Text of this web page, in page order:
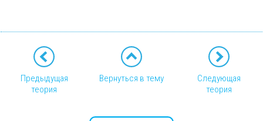
Предыдущая
теория
Вернуться в тему
Следующая
теория